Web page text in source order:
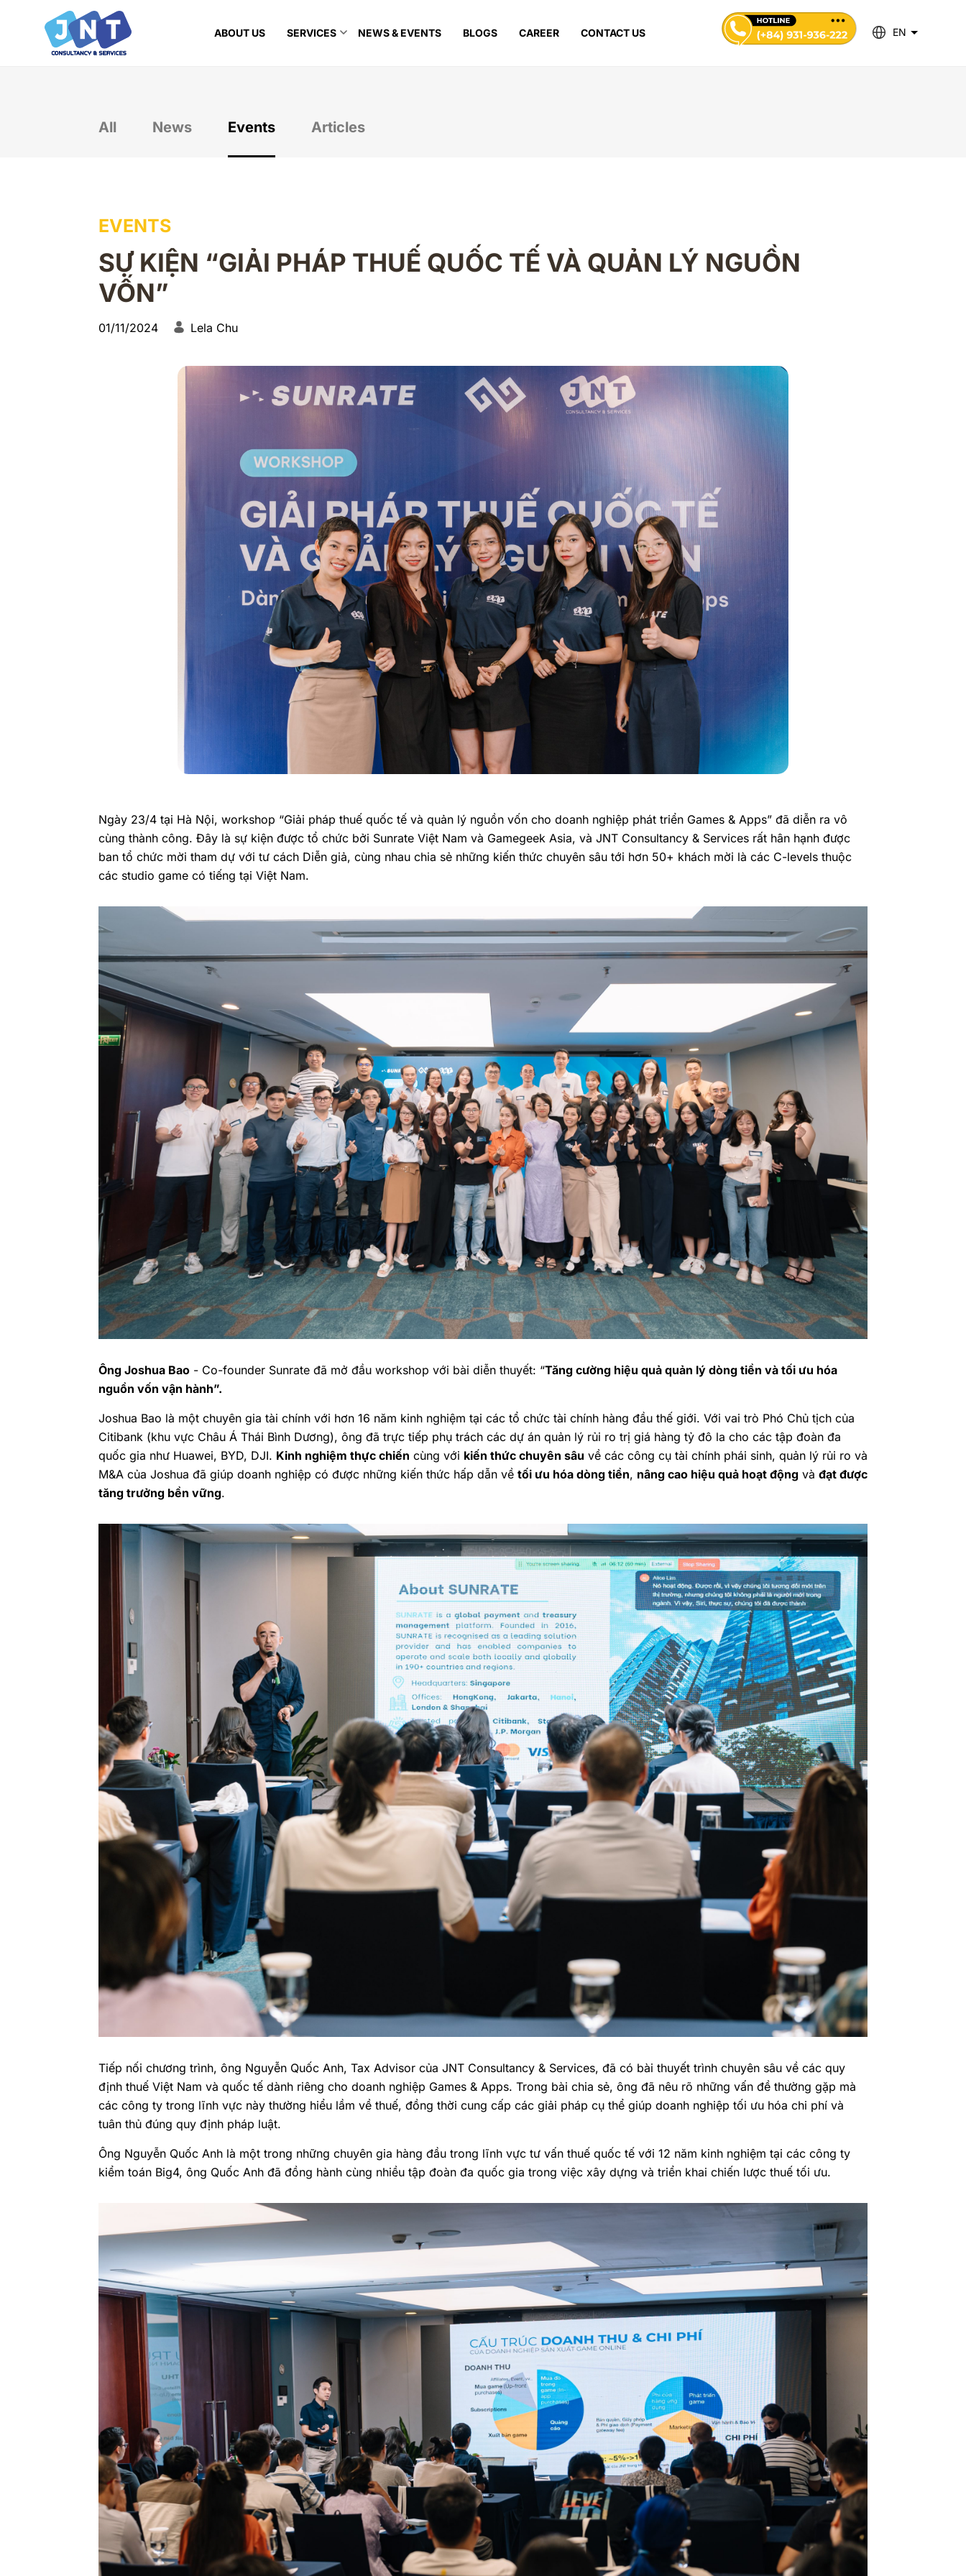
ABOUT US SERVICES NEWS & EVENTS BLOGS CAREER CONTACT US EN
All News Events Articles
EVENTS
SỰ KIỆN “GIẢI PHÁP THUẾ QUỐC TẾ VÀ QUẢN LÝ NGUỒN
VỐN”
01/11/2024 Lela Chu
Ngày 23/4 tại Hà Nội, workshop “Giải pháp thuế quốc tế và quản lý nguồn vốn cho doanh nghiệp phát triển Games & Apps” đã diễn ra vô
cùng thành công. Đây là sự kiện được tổ chức bởi Sunrate Việt Nam và Gamegeek Asia, và JNT Consultancy & Services rất hân hạnh được
ban tổ chức mời tham dự với tư cách Diễn giả, cùng nhau chia sẻ những kiến thức chuyên sâu tới hơn 50+ khách mời là các C-levels thuộc
các studio game có tiếng tại Việt Nam.
Ông Joshua Bao - Co-founder Sunrate đã mở đầu workshop với bài diễn thuyết: “Tăng cường hiệu quả quản lý dòng tiền và tối ưu hóa
nguồn vốn vận hành”.
Joshua Bao là một chuyên gia tài chính với hơn 16 năm kinh nghiệm tại các tổ chức tài chính hàng đầu thế giới. Với vai trò Phó Chủ tịch của
Citibank (khu vực Châu Á Thái Bình Dương), ông đã trực tiếp phụ trách các dự án quản lý rủi ro trị giá hàng tỷ đô la cho các tập đoàn đa
quốc gia như Huawei, BYD, DJI. Kinh nghiệm thực chiến cùng với kiến thức chuyên sâu về các công cụ tài chính phái sinh, quản lý rủi ro và
M&A của Joshua đã giúp doanh nghiệp có được những kiến thức hấp dẫn về tối ưu hóa dòng tiền, nâng cao hiệu quả hoạt động và đạt được
tăng trưởng bền vững.
Tiếp nối chương trình, ông Nguyễn Quốc Anh, Tax Advisor của JNT Consultancy & Services, đã có bài thuyết trình chuyên sâu về các quy
định thuế Việt Nam và quốc tế dành riêng cho doanh nghiệp Games & Apps. Trong bài chia sẻ, ông đã nêu rõ những vấn đề thường gặp mà
các công ty trong lĩnh vực này thường hiểu lầm về thuế, đồng thời cung cấp các giải pháp cụ thể giúp doanh nghiệp tối ưu hóa chi phí và
tuân thủ đúng quy định pháp luật.
Ông Nguyễn Quốc Anh là một trong những chuyên gia hàng đầu trong lĩnh vực tư vấn thuế quốc tế với 12 năm kinh nghiệm tại các công ty
kiểm toán Big4, ông Quốc Anh đã đồng hành cùng nhiều tập đoàn đa quốc gia trong việc xây dựng và triển khai chiến lược thuế tối ưu.